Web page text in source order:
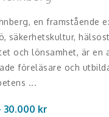
en framstående
säkerhetskultur,
och lönsamhet, är en
föreläsare och
...
30.000 kr